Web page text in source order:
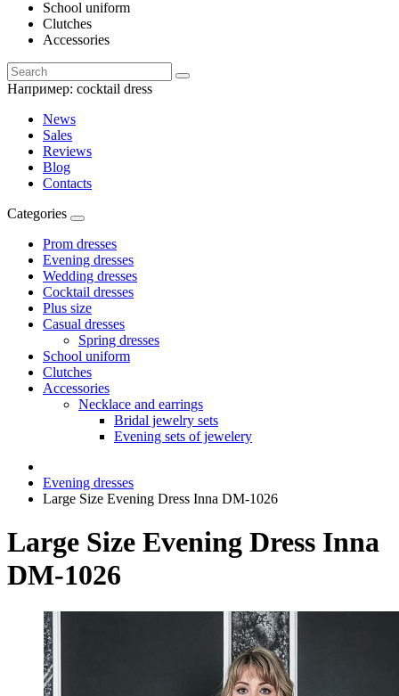
School uniform
Clutches
Accessories
Например: cocktail dress
News
Sales
Reviews
Blog
Contacts
Categories
Prom dresses
Evening dresses
Wedding dresses
Cocktail dresses
Plus size
Casual dresses
Spring dresses
School uniform
Clutches
Accessories
Necklace and earrings
Bridal jewelry sets
Evening sets of jewelery
Evening dresses
Large Size Evening Dress Inna DM-1026
Large Size Evening Dress Inna
DM-1026